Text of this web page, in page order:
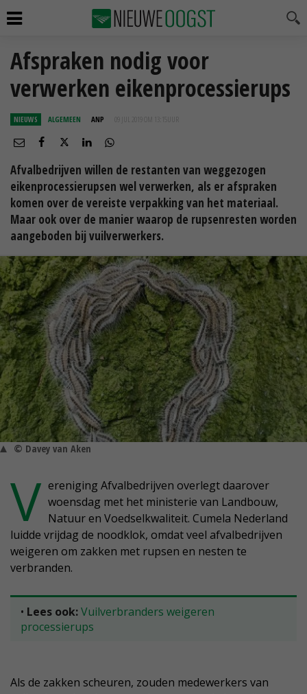
Afspraken nodig voor
verwerken eikenprocessierups
NIEUWS ALGEMEEN ANP 09 JUL 2019 OM 13:15
Afvalbedrijven willen de restanten van weggezogen
eikenprocessierupsen wel verwerken, als er afspraken
komen over de vereiste verpakking van het materiaal.
Maar ook over de manier waarop de rupsenresten worden
aangeboden bij vuilverwerkers.
© Davey van Aken
V ereniging Afvalbedrijven overlegt daarover
woensdag met het ministerie van Landbouw,
Natuur en Voedselkwaliteit. Cumela Nederland
luidde vrijdag de noodklok, omdat veel afvalbedrijven
weigeren om zakken met rupsen en nesten te
verbranden.
• Lees ook:Vuilverbranders weigeren
processierups
Als de zakken scheuren, zouden medewerkers van